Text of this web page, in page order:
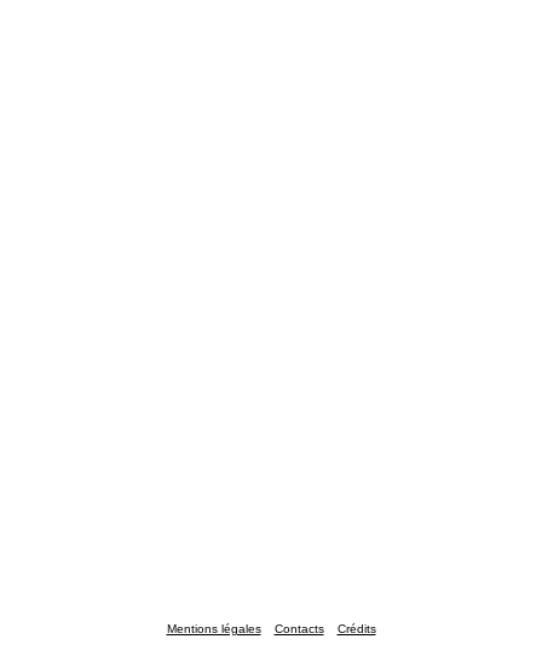
Mentions légales Contacts Crédits